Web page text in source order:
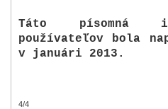
Táto písomná
používateľov bola
v januári 2013.
4/4